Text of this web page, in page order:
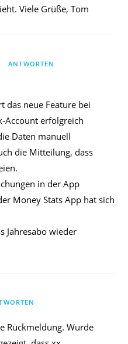
Viele Grüße, Tom
ANTWORTEN
das neue Feature bei
Account erfolgreich
Daten manuell
die Mitteilung, dass
in der App
Money Stats App hat sich
Jahresabo wieder
Rückmeldung. Wurde